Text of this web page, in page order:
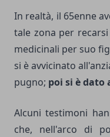
In realtà, il 65enne
tale zona per
medicinali per suo
si è avvicinato
pugno; poi si è dato
Alcuni testimoni
che, nell'arco di